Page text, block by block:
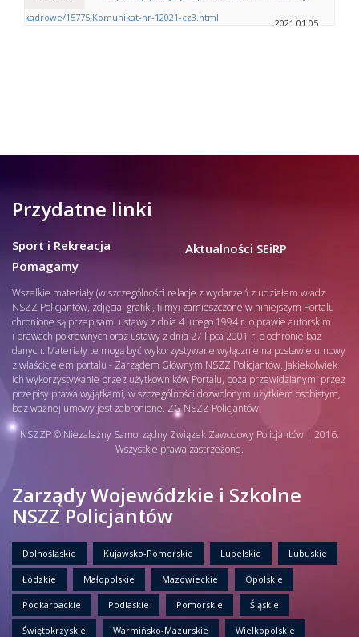
kadrowe/15775,Komunikat-nr-12021-cz3.html
2021.01.05
Przydatne linki
Sport i Rekreacja
Pomagamy
Aktualności SEiRP
Wszelkie materiały (w szczególności relacje z wydarzeń z udziałem władz
NSZZ Policjantów, zdjęcia, grafiki, filmy) zamieszczone w niniejszym Portalu
chronione są przepisami ustawy z dnia 4 lutego 1994 r. o prawie autorskim
i prawach pokrewnych oraz ustawy z dnia 27 lipca 2001 r. o ochronie baz
danych. Materiały te mogą być wykorzystywane wyłącznie na postawie umowy
z właścicielem portalu - Zarządem Głównym NSZZ Policjantów. Jakiekolwiek
ich wykorzystywanie przez użytkowników Portalu, poza przewidzianymi przez
przepisy prawa wyjątkami, w szczególności dozwolonym użytkiem osobistym,
bez ważnej umowy jest zabronione. ZG NSZZ Policjantów
NSZZP © Niezależny Samorządny Związek Zawodowy Policjantów | 2016.
Wszystkie prawa zastrzeżone.
Zarządy Wojewódzkie i Szkolne
NSZZ Policjantów
Dolnośląskie Kujawsko-Pomorskie Lubelskie Lubuskie
Łódzkie Małopolskie Mazowieckie Opolskie
Podkarpackie Podlaskie Pomorskie Śląskie
Świętokrzyskie Warmińsko-Mazurskie Wielkopolskie